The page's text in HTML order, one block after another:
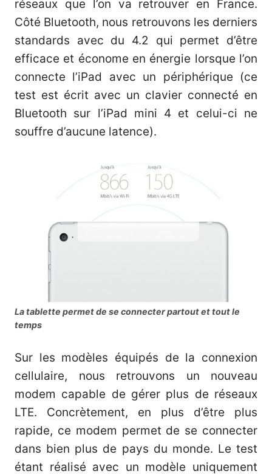
réseaux que l’on va retrouver en France.
Côté Bluetooth, nous retrouvons les derniers
standards avec du 4.2 qui permet d’être
efficace et économe en énergie lorsque l’on
connecte l’iPad avec un périphérique (ce
test est écrit avec un clavier connecté en
Bluetooth sur l’iPad mini 4 et celui-ci ne
souffre d’aucune latence).
La tablette permet de se connecter partout et tout le
temps
Sur les modèles équipés de la connexion
cellulaire, nous retrouvons un nouveau
modem capable de gérer plus de réseaux
LTE. Concrètement, en plus d’être plus
rapide, ce modem permet de se connecter
dans bien plus de pays du monde. Le test
étant réalisé avec un modèle uniquement